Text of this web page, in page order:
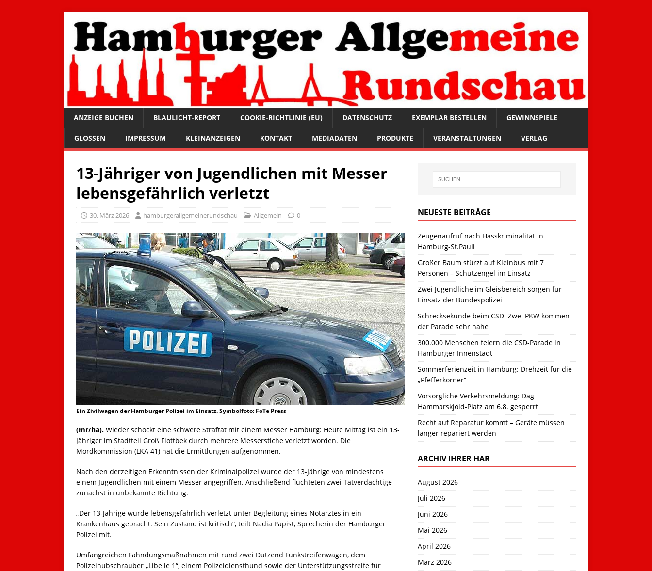
ANZEIGE BUCHEN BLAULICHT-REPORT COOKIE-RICHTLINIE (EU) DATENSCHUTZ EXEMPLAR BESTELLEN GEWINNSPIELE
GLOSSEN IMPRESSUM KLEINANZEIGEN KONTAKT MEDIADATEN PRODUKTE VERANSTALTUNGEN VERLAG
13-Jähriger von Jugendlichen mit Messer
lebensgefährlich verletzt
30. März 2026 hamburgerallgemeinerundschau Allgemein 0
Ein Zivilwagen der Hamburger Polizei im Einsatz. Symbolfoto: FoTe Press
(mr/ha). Wieder schockt eine schwere Straftat mit einem Messer Hamburg: Heute Mittag ist ein 13-
Jähriger im Stadtteil Groß Flottbek durch mehrere Messerstiche verletzt worden. Die
Mordkommission (LKA 41) hat die Ermittlungen aufgenommen.
Nach den derzeitigen Erkenntnissen der Kriminalpolizei wurde der 13-Jährige von mindestens
einem Jugendlichen mit einem Messer angegriffen. Anschließend flüchteten zwei Tatverdächtige
zunächst in unbekannte Richtung.
„Der 13-Jährige wurde lebensgefährlich verletzt unter Begleitung eines Notarztes in ein
Krankenhaus gebracht. Sein Zustand ist kritisch“, teilt Nadia Papist, Sprecherin der Hamburger
Polizei mit.
Umfangreichen Fahndungsmaßnahmen mit rund zwei Dutzend Funkstreifenwagen, dem
Polizeihubschrauber „Libelle 1“, einem Polizeidiensthund sowie der Unterstützungsstreife für
NEUESTE BEITRÄGE
Zeugenaufruf nach Hasskriminalität in
Hamburg-St.Pauli
Großer Baum stürzt auf Kleinbus mit 7
Personen – Schutzengel im Einsatz
Zwei Jugendliche im Gleisbereich sorgen für
Einsatz der Bundespolizei
Schrecksekunde beim CSD: Zwei PKW kommen
der Parade sehr nahe
300.000 Menschen feiern die CSD-Parade in
Hamburger Innenstadt
Sommerferienzeit in Hamburg: Drehzeit für die
„Pfefferkörner“
Vorsorgliche Verkehrsmeldung: Dag-
Hammarskjöld-Platz am 6.8. gesperrt
Recht auf Reparatur kommt – Geräte müssen
länger repariert werden
ARCHIV IHRER HAR
August 2026
Juli 2026
Juni 2026
Mai 2026
April 2026
März 2026